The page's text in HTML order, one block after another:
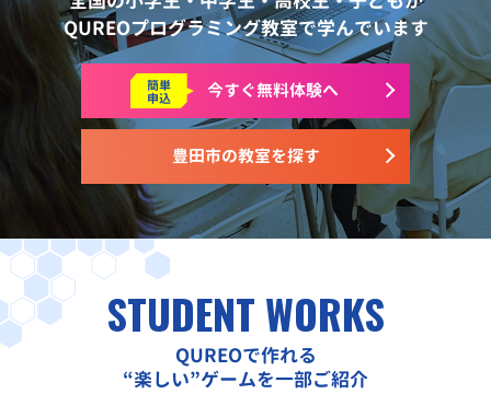
QUREOプログラミング教室で学んでいます
豊田市の教室を探す
簡単
申込 今すぐ無料体験へ
STUDENT WORKS
QUREOで作れる
“楽しい”ゲームを一部ご紹介